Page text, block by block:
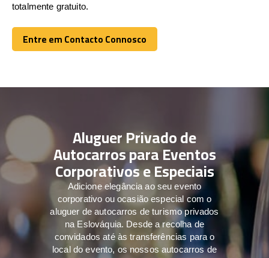
totalmente gratuito.
Entre em Contacto Connosco
Entre em Contacto Connosco
Aluguer Privado de
Autocarros para Eventos
Corporativos e Especiais
Adicione elegância ao seu evento
corporativo ou ocasião especial com o
aluguer de autocarros de turismo privados
na Eslováquia. Desde a recolha de
convidados até às transferências para o
local do evento, os nossos autocarros de